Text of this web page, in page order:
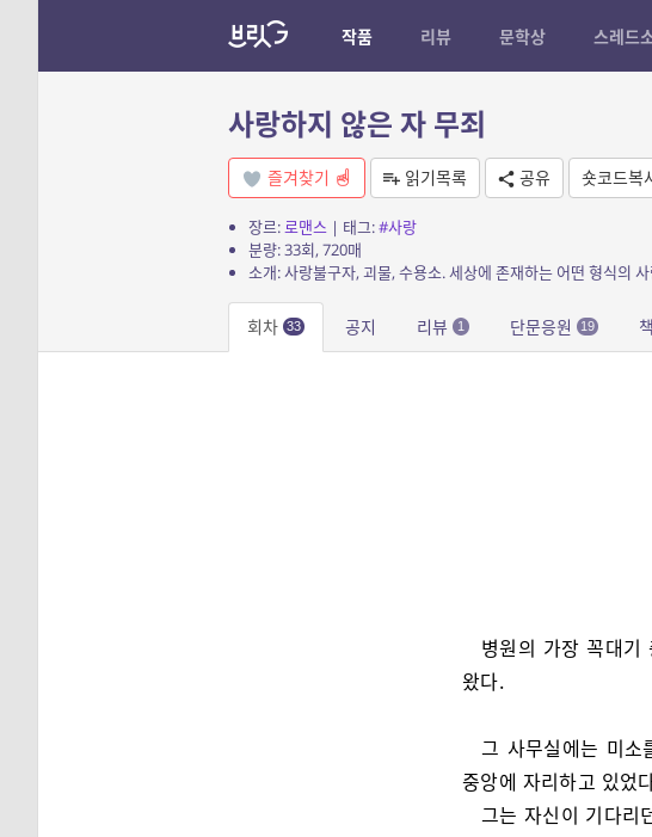
작품 리뷰 문학상 스레드
사랑하지 않은 자 무죄
즐겨찾기 읽기목록 공유 숏코드복
장르:로맨스| 태그:#사랑
분량: 33회, 720매
회차 33 공지 리뷰 1 단문응원 19
병원의 가장 꼭대
왔다.
그 사무실에는 미
중앙에 자리하고 있었
그는 자신이 기다리